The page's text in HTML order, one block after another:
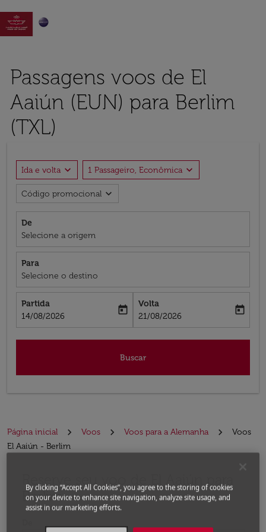

Passagens voos de El
Aaiún (EUN) para Berlim
(TXL)
Ida e volta expand_more 1 Passageiro, Econômica expand_more
Código promocional expand_more
De
Selecione a origem
Para
Selecione o destino
Partida
fc-booking-departure-date-aria-label
14/08/2026
today
Volta
fc-booking-return-date-aria-label
21/08/2026
today
Buscar
Página inicial Voos Voos para a Alemanha
Voos
El Aaiún - Berlim
Reserve seu voo de El Aaiún para
Berlim
By clicking “Accept All Cookies”, you agree to the storing of cookies
on your device to enhance site navigation, analyze site usage, and
assist in our marketing efforts.